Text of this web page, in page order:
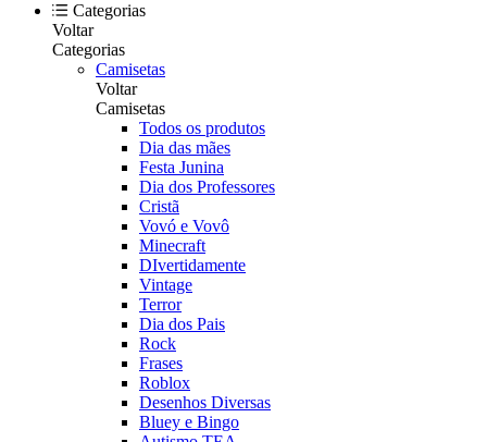
Categorias
Voltar
Categorias
Camisetas
Voltar
Camisetas
Todos os produtos
Dia das mães
Festa Junina
Dia dos Professores
Cristã
Vovó e Vovô
Minecraft
DIvertidamente
Vintage
Terror
Dia dos Pais
Rock
Frases
Roblox
Desenhos Diversas
Bluey e Bingo